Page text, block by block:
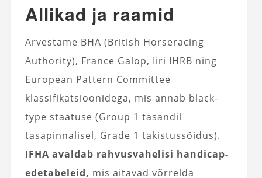
Allikad ja raamid
Arvestame BHA (British Horseracing
Authority), France Galop, Iiri IHRB ning
European Pattern Committee
klassifikatsioonidega, mis annab black-
type staatuse (Group 1 tasandil
tasapinnalisel, Grade 1 takistussõidus).
IFHA avaldab rahvusvahelisi handicap-
edetabeleid, mis aitavad võrrelda